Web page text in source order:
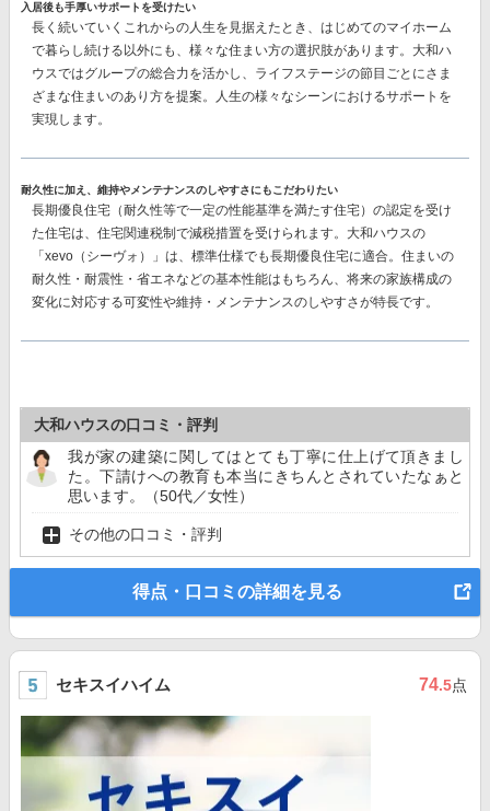
入居後も手厚いサポートを受けたい
長く続いていくこれからの人生を見据えたとき、はじめてのマイホーム
で暮らし続ける以外にも、様々な住まい方の選択肢があります。大和ハ
ウスではグループの総合力を活かし、ライフステージの節目ごとにさま
ざまな住まいのあり方を提案。人生の様々なシーンにおけるサポートを
実現します。
耐久性に加え、維持やメンテナンスのしやすさにもこだわりたい
長期優良住宅（耐久性等で一定の性能基準を満たす住宅）の認定を受け
た住宅は、住宅関連税制で減税措置を受けられます。大和ハウスの
「xevo（シーヴォ）」は、標準仕様でも長期優良住宅に適合。住まいの
耐久性・耐震性・省エネなどの基本性能はもちろん、将来の家族構成の
変化に対応する可変性や維持・メンテナンスのしやすさが特長です。
大和ハウスの口コミ・評判
我が家の建築に関してはとても丁寧に仕上げて頂きまし
た。下請けへの教育も本当にきちんとされていたなぁと
思います。（50代／女性）
その他の口コミ・評判
得点・口コミの詳細を見る
セキスイハイム 74.5点